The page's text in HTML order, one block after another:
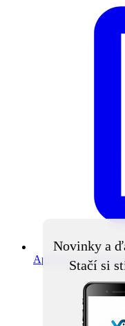
Aplikácia V obraze
Novinky a
Stačí si